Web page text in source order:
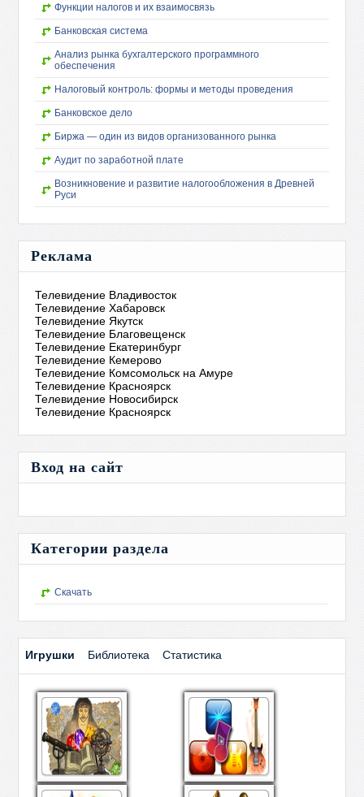
Функции налогов и их взаимосвязь
Банковская система
Анализ рынка бухгалтерского программного
обеспечения
Налоговый контроль: формы и методы проведения
Банковское дело
Биржа — один из видов организованного рынка
Аудит по заработной плате
Возникновение и развитие налогообложения в Древней
Руси
Реклама
Телевидение Владивосток
Телевидение Хабаровск
Телевидение Якутск
Телевидение Благовещенск
Телевидение Екатеринбург
Телевидение Кемерово
Телевидение Комсомольск на Амуре
Телевидение Красноярск
Телевидение Новосибирск
Телевидение Красноярск
Вход на сайт
Категории раздела
Скачать
Игрушки Библиотека Статистика